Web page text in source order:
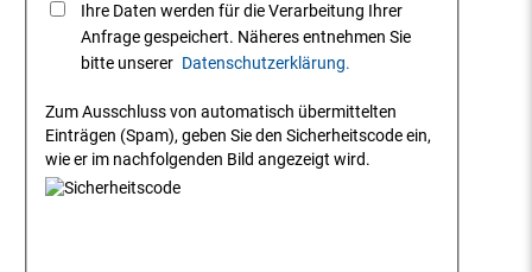
Ihre Daten werden für die Verarbeitung Ihrer
Anfrage gespeichert. Näheres entnehmen Sie
bitte unserer Datenschutzerklärung.
Zum Ausschluss von automatisch übermittelten
Einträgen (Spam), geben Sie den Sicherheitscode ein,
wie er im nachfolgenden Bild angezeigt wird.